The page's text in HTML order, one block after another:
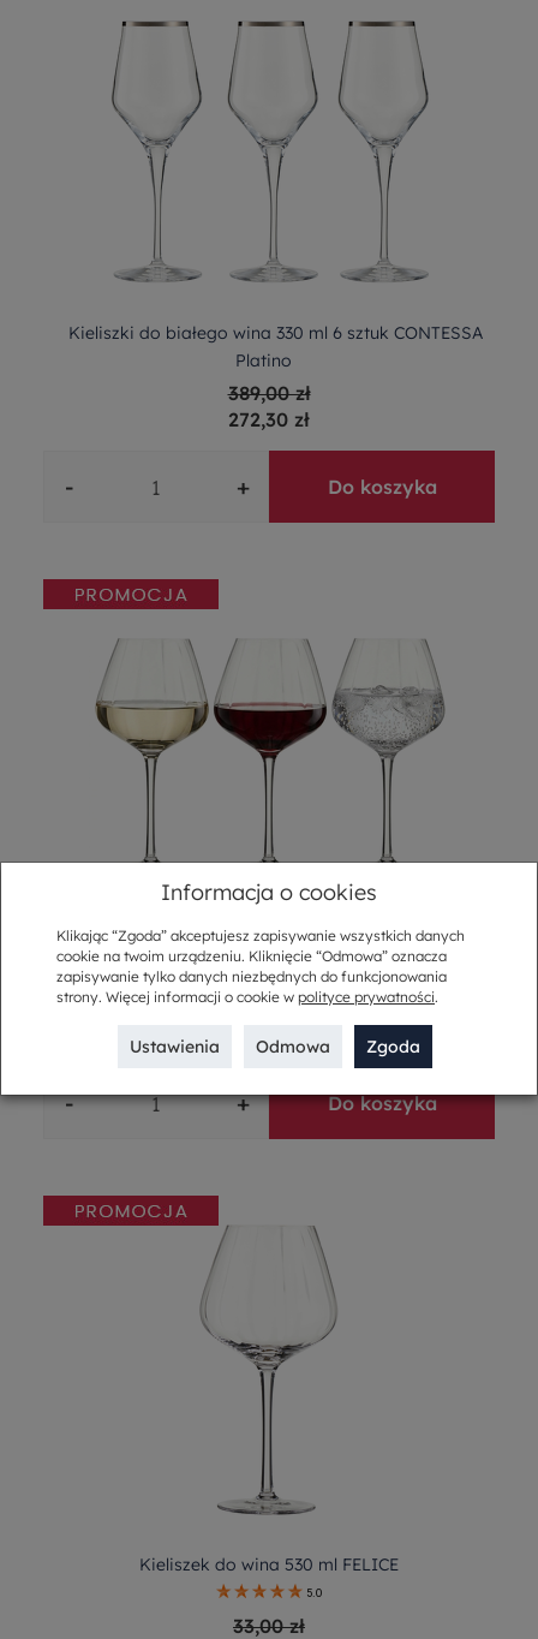
Kieliszki do białego wina 330 ml 6 sztuk CONTESSA
Platino
389,00 zł
272,30 zł
- + Do koszyka
Kieliszki do wina 530 ml 6 sztuk FELICE
5.0
198,00 zł
99,00 zł
- + Do koszyka
Kieliszek do wina 530 ml FELICE
5.0
33,00 zł
Informacja o cookies
Klikając “Zgoda” akceptujesz zapisywanie wszystkich danych
cookie na twoim urządzeniu. Kliknięcie “Odmowa” oznacza
zapisywanie tylko danych niezbędnych do funkcjonowania
strony. Więcej informacji o cookie w polityce prywatności.
Ustawienia Odmowa Zgoda